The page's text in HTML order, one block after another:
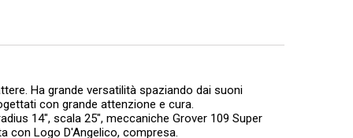
Ha grande versatilità spaziando dai suoni
con grande attenzione e cura.
14", scala 25", meccaniche Grover 109 Super
con Logo D'Angelico, compresa.